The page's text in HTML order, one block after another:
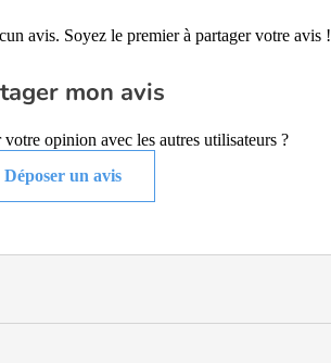
avis. Soyez le premier à partager votre avis !
mon avis
opinion avec les autres utilisateurs ?
Déposer un avis